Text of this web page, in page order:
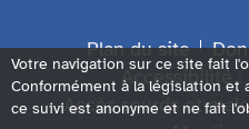
Plan du site
Accessibilité
Accès sourds et
Votre navigation sur ce site fait
Conformément à la législation et
ce suivi est anonyme et ne fait